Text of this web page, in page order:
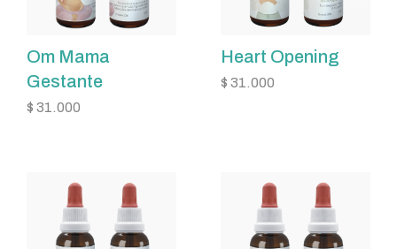
Om Mama
Gestante
$ 31.000
Heart Opening
$ 31.000